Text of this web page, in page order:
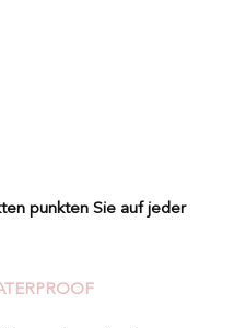
punkten Sie auf jeder